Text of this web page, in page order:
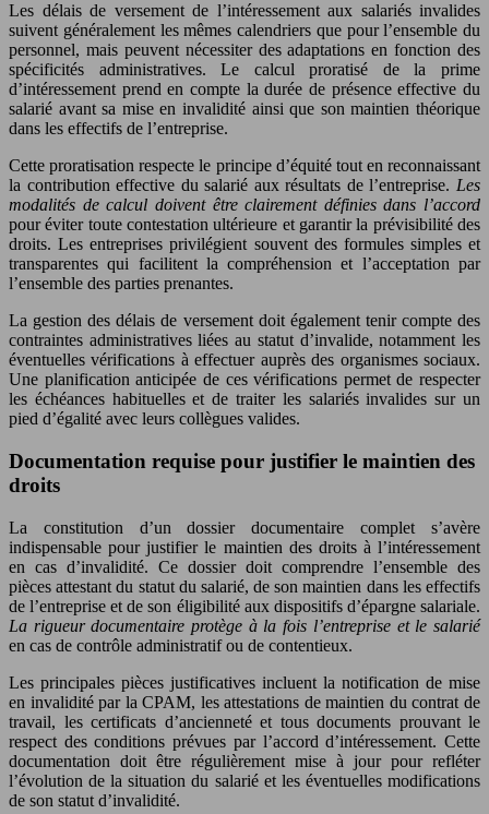
Les délais de versement de l’intéressement aux salariés invalides
suivent généralement les mêmes calendriers que pour l’ensemble du
personnel, mais peuvent nécessiter des adaptations en fonction des
spécificités administratives. Le calcul proratisé de la prime
d’intéressement prend en compte la durée de présence effective du
salarié avant sa mise en invalidité ainsi que son maintien théorique
dans les effectifs de l’entreprise.
Cette proratisation respecte le principe d’équité tout en reconnaissant
la contribution effective du salarié aux résultats de l’entreprise. Les
modalités de calcul doivent être clairement définies dans l’accord
pour éviter toute contestation ultérieure et garantir la prévisibilité des
droits. Les entreprises privilégient souvent des formules simples et
transparentes qui facilitent la compréhension et l’acceptation par
l’ensemble des parties prenantes.
La gestion des délais de versement doit également tenir compte des
contraintes administratives liées au statut d’invalide, notamment les
éventuelles vérifications à effectuer auprès des organismes sociaux.
Une planification anticipée de ces vérifications permet de respecter
les échéances habituelles et de traiter les salariés invalides sur un
pied d’égalité avec leurs collègues valides.
Documentation requise pour justifier le maintien des
droits
La constitution d’un dossier documentaire complet s’avère
indispensable pour justifier le maintien des droits à l’intéressement
en cas d’invalidité. Ce dossier doit comprendre l’ensemble des
pièces attestant du statut du salarié, de son maintien dans les effectifs
de l’entreprise et de son éligibilité aux dispositifs d’épargne salariale.
La rigueur documentaire protège à la fois l’entreprise et le salarié
en cas de contrôle administratif ou de contentieux.
Les principales pièces justificatives incluent la notification de mise
en invalidité par la CPAM, les attestations de maintien du contrat de
travail, les certificats d’ancienneté et tous documents prouvant le
respect des conditions prévues par l’accord d’intéressement. Cette
documentation doit être régulièrement mise à jour pour refléter
l’évolution de la situation du salarié et les éventuelles modifications
de son statut d’invalidité.